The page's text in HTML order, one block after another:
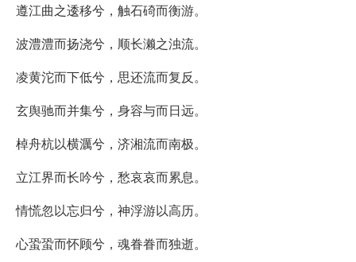
遵江曲之逶移兮，触石碕而衡游。
波澧澧而扬浇兮，顺长濑之浊流。
凌黄沱而下低兮，思还流而复反。
玄舆驰而并集兮，身容与而日远。
棹舟杭以横濿兮，济湘流而南极。
立江界而长吟兮，愁哀哀而累息。
情慌忽以忘归兮，神浮游以高历。
心蛩蛩而怀顾兮，魂眷眷而独逝。